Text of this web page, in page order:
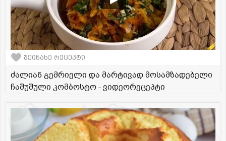
შეინახე რეცეპტი
ძალიან გემრიელი და მარტივად მოსამზადებელი
ჩაშუშული კომბოსტო - ვიდეორეცეპტი